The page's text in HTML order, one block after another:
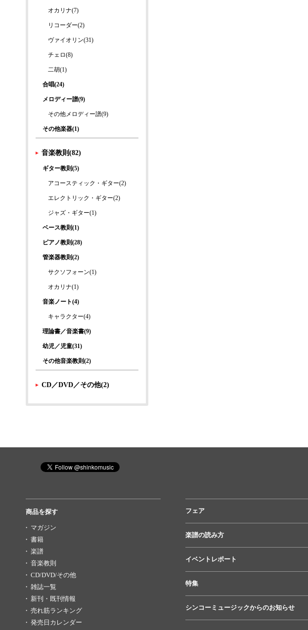
オカリナ(7)
リコーダー(2)
ヴァイオリン(31)
チェロ(8)
二胡(1)
合唱(24)
メロディー譜(9)
その他メロディー譜(9)
その他楽器(1)
音楽教則(82)
ギター教則(5)
アコースティック・ギター(2)
エレクトリック・ギター(2)
ジャズ・ギター(1)
ベース教則(1)
ピアノ教則(28)
管楽器教則(2)
サクソフォーン(1)
オカリナ(1)
音楽ノート(4)
キャラクター(4)
理論書／音楽書(9)
幼児／児童(31)
その他音楽教則(2)
CD／DVD／その他(2)
商品を探す
マガジン
書籍
楽譜
音楽教則
CD/DVD/その他
雑誌一覧
新刊・既刊情報
売れ筋ランキング
発売日カレンダー
フェア
楽譜の読み方
イベントレポート
特集
シンコーミュージックからのお知らせ